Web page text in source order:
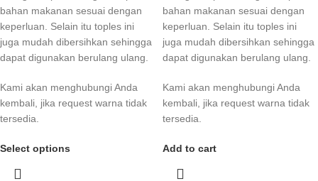
bahan makanan sesuai dengan
keperluan. Selain itu toples ini
juga mudah dibersihkan sehingga
dapat digunakan berulang ulang.
Kami akan menghubungi Anda
kembali, jika request warna tidak
tersedia.
Select options
bahan makanan sesuai dengan
keperluan. Selain itu toples ini
juga mudah dibersihkan sehingga
dapat digunakan berulang ulang.
Kami akan menghubungi Anda
kembali, jika request warna tidak
tersedia.
Add to cart